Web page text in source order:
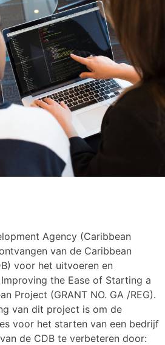
Agency (Caribbean
van de Caribbean
voor het uitvoeren en
the Ease of Starting a
Project (GRANT NO. GA /REG).
van dit project is om de
voor het starten van een bedrijf
de CDB te verbeteren door: